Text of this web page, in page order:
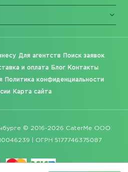
Для агентств Поиск заявок
и оплата Блог Контакты
Политика конфиденциальности
Карта сайта
© 2016-2026 CaterMe ООО
| ОГРН 5177746375087